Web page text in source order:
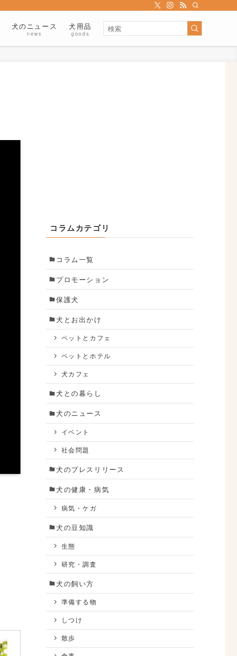
犬のニュース
news
犬用品
goods
コラムカテゴリ
コラム一覧
プロモーション
保護犬
犬とお出かけ
ペットとカフェ
ペットとホテル
犬カフェ
犬との暮らし
犬のニュース
イベント
社会問題
犬のプレスリリース
犬の健康・病気
病気・ケガ
犬の豆知識
生態
研究・調査
犬の飼い方
準備する物
しつけ
散歩